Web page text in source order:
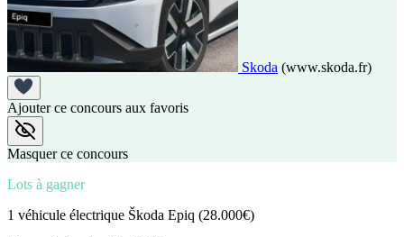
Skoda (www.skoda.fr)
Ajouter ce concours aux favoris
Masquer ce concours
Lots à gagner
1 véhicule électrique Škoda Epiq (28.000€)